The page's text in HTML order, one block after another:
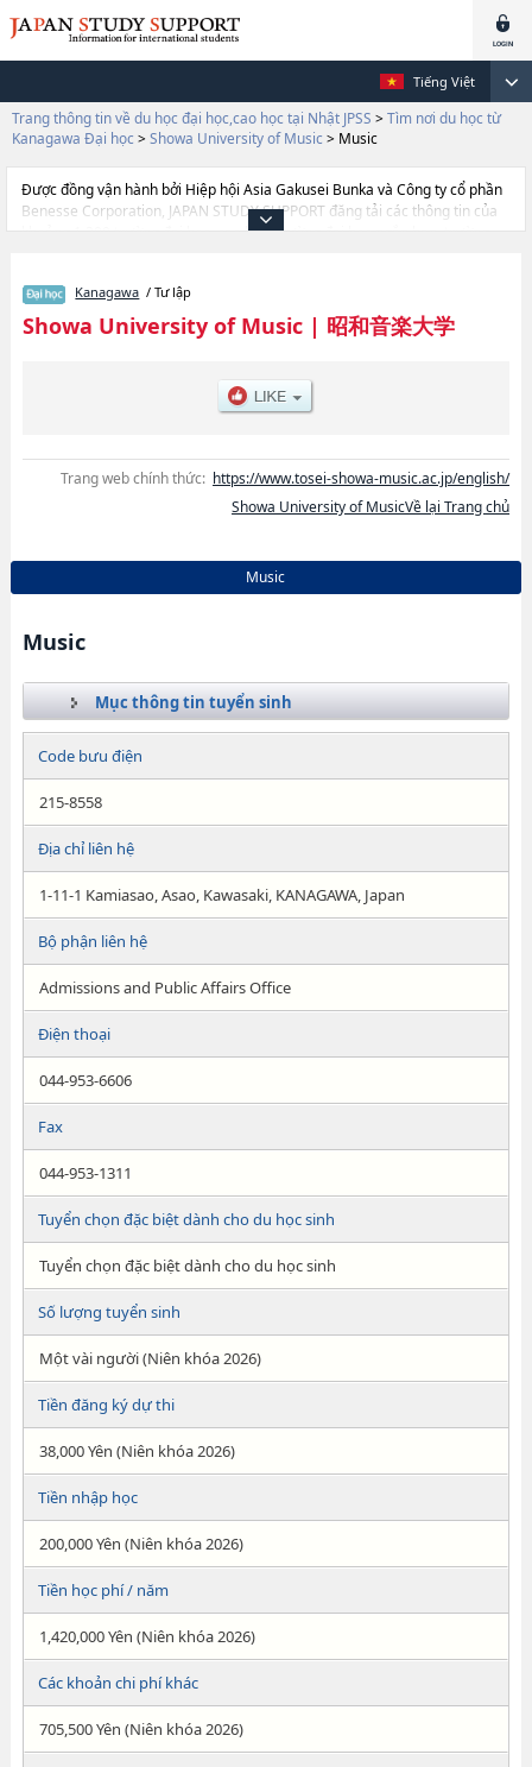
Tiếng Việt
Trang thông tin về du học đại học,cao học tại Nhật JPSS > Tìm nơi du học từ
Kanagawa Đại học > Showa University of Music > Music
Được đồng vận hành bởi Hiệp hội Asia Gakusei Bunka và Công ty cổ phần
Benesse Corporation, JAPAN STUDY SUPPORT đăng tải các thông tin của
khoảng 1.300 trường đại học, cao học, trường đại học ngắn hạn, trường
thông tin cần thiết dành cho du học sinh, như là về các Ngành Music,
thông tin về từng ngành học, thông tin liên quan đến thi tuyển như số
lượng tuyển sinh, số lượng trúng tuyển, cở sở trang thiết bị, hướng dẫn địa
Kanagawa / Tư lập
Showa University of Music| 昭和音楽大学
Trang web chính thức: https://www.tosei-showa-music.ac.jp/english/
Showa University of MusicVề lại Trang chủ
Music
Music
Mục thông tin tuyển sinh
Code bưu điện
215-8558
Địa chỉ liên hệ
1-11-1 Kamiasao, Asao, Kawasaki, KANAGAWA, Japan
Bộ phận liên hệ
Admissions and Public Affairs Office
Điện thoại
044-953-6606
Fax
044-953-1311
Tuyển chọn đặc biệt dành cho du học sinh
Tuyển chọn đặc biệt dành cho du học sinh
Số lượng tuyển sinh
Một vài người (Niên khóa 2026)
Tiền đăng ký dự thi
38,000 Yên (Niên khóa 2026)
Tiền nhập học
200,000 Yên (Niên khóa 2026)
Tiền học phí / năm
1,420,000 Yên (Niên khóa 2026)
Các khoản chi phí khác
705,500 Yên (Niên khóa 2026)